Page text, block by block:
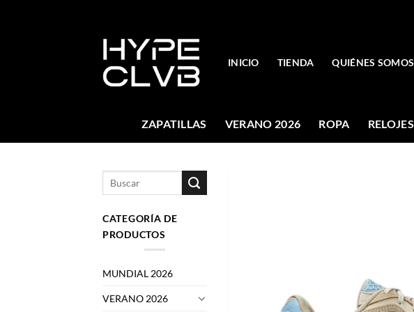
INICIO TIENDA QUIÉNES SOMOS
ZAPATILLAS VERANO 2026 ROPA RELOJES
CATEGORÍA DE
PRODUCTOS
MUNDIAL 2026
VERANO 2026